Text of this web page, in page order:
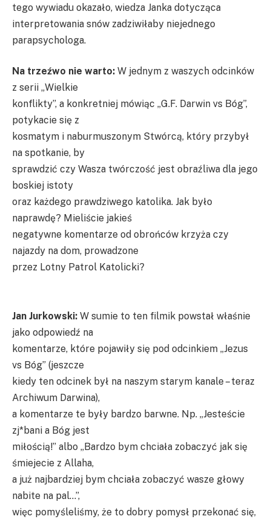
tego wywiadu okazało, wiedza Janka dotycząca
interpretowania snów zadziwiłaby niejednego
parapsychologa.
Na trzeźwo nie warto: W jednym z waszych odcinków
z serii „Wielkie
konflikty”, a konkretniej mówiąc „G.F. Darwin vs Bóg”,
potykacie się z
kosmatym i naburmuszonym Stwórcą, który przybył
na spotkanie, by
sprawdzić czy Wasza twórczość jest obraźliwa dla jego
boskiej istoty
oraz każdego prawdziwego katolika. Jak było
naprawdę? Mieliście jakieś
negatywne komentarze od obrońców krzyża czy
najazdy na dom, prowadzone
przez Lotny Patrol Katolicki?
Jan Jurkowski: W sumie to ten filmik powstał właśnie
jako odpowiedź na
komentarze, które pojawiły się pod odcinkiem „Jezus
vs Bóg” (jeszcze
kiedy ten odcinek był na naszym starym kanale – teraz
Archiwum Darwina),
a komentarze te były bardzo barwne. Np. „Jesteście
zj*bani a Bóg jest
miłością!” albo „Bardzo bym chciała zobaczyć jak się
śmiejecie z Allaha,
a już najbardziej bym chciała zobaczyć wasze głowy
nabite na pal…”,
więc pomyśleliśmy, że to dobry pomysł przekonać się,